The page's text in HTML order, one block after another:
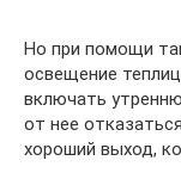
Но при помощи
освещение
включать
от нее
хороший выход,